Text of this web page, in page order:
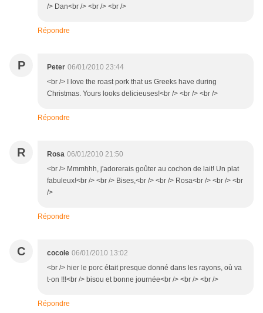
/> Dan<br /> <br /> <br />
Répondre
P Peter 06/01/2010 23:44
<br /> I love the roast pork that us Greeks have during
Christmas. Yours looks delicieuses!<br /> <br /> <br />
Répondre
R Rosa 06/01/2010 21:50
<br /> Mmmhhh, j'adorerais goûter au cochon de lait! Un plat
fabuleux!<br /> <br /> Bises,<br /> <br /> Rosa<br /> <br /> <br
/>
Répondre
C cocole 06/01/2010 13:02
<br /> hier le porc était presque donné dans les rayons, où va
t-on !!!<br /> bisou et bonne journée<br /> <br /> <br />
Répondre